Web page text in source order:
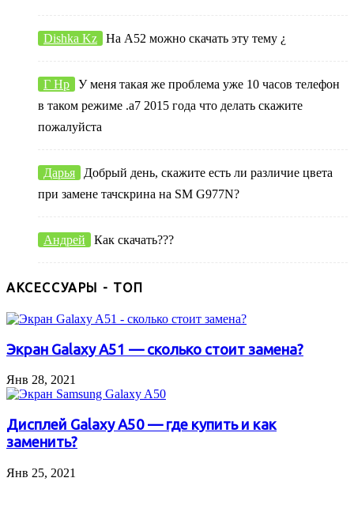
Dishka Kz На А52 можно скачать эту тему ¿
Г Нр
У меня такая же проблема уже 10 часов телефон
в таком режиме .а7 2015 года что делать скажите
пожалуйста
Дарья
Добрый день, скажите есть ли различие цвета
при замене тачскрина на SM G977N?
Андрей Как скачать???
АКСЕССУАРЫ - ТОП
Экран Galaxy A51 — сколько стоит замена?
Янв 28, 2021
Дисплей Galaxy A50 — где купить и как
заменить?
Янв 25, 2021